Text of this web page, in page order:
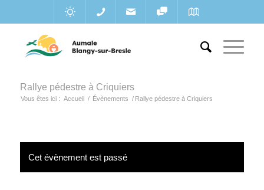
Rallye pédestre à Criquiers
Vous êtes ici : Accueil / Évènements / Rallye pédestre à Criquiers
Cet évènement est passé